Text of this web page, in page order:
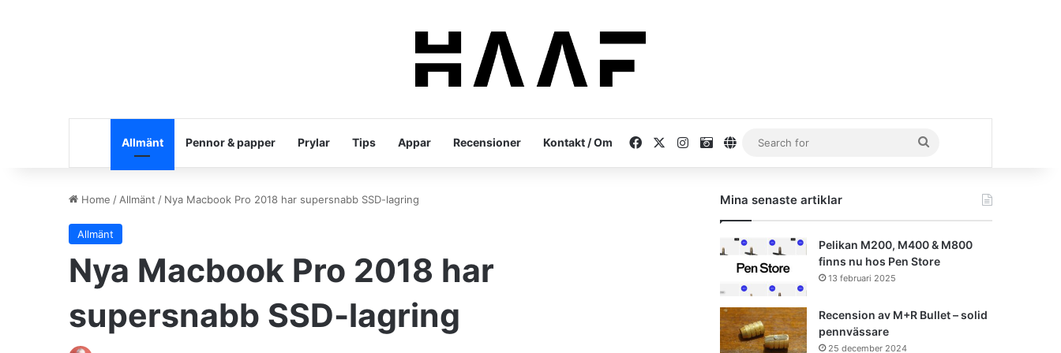
Allmänt Pennor & papper Prylar Tips Appar Recensioner Kontakt / Om FacebookInstagramUnsplash
danielhaaf.se
Search
for
Home / Allmänt / Nya Macbook Pro 2018 har supersnabb SSD-lagring
Allmänt
Nya Macbook Pro 2018 har
supersnabb SSD-lagring
Mina senaste artiklar
Pelikan M200, M400 & M800
finns nu hos Pen Store
13 februari 2025
Recension av M+R Bullet – solid
pennvässare
25 december 2024